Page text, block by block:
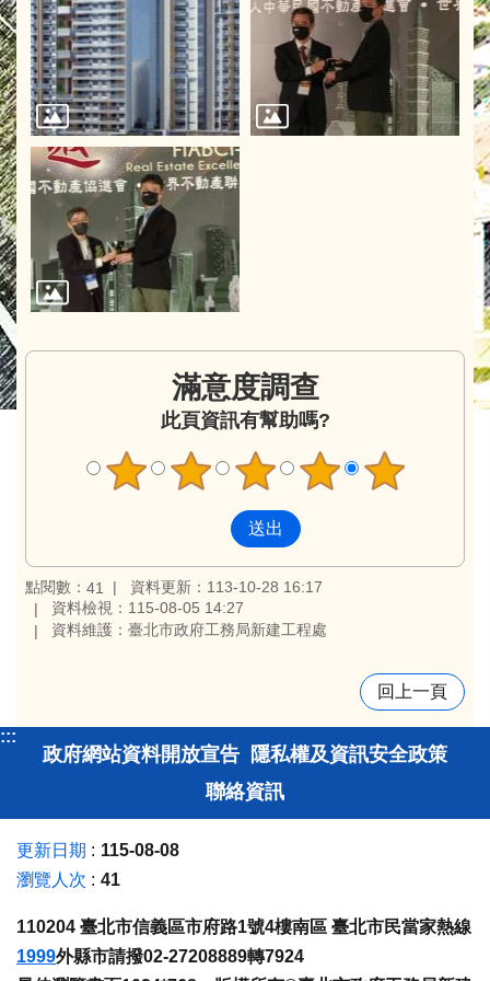
滿意度調查
此頁資訊有幫助嗎?
點閱數： 41
資料更新：113-10-28 16:17
資料檢視：115-08-05 14:27
資料維護：臺北市政府工務局新建工程處
回上一頁
:::
政府網站資料開放宣告 隱私權及資訊安全政策
聯絡資訊
更新日期
115-08-08
瀏覽人次
41
110204 臺北市信義區市府路1號4樓南區 臺北市民當家熱線
1999外縣市請撥02-27208889轉7924